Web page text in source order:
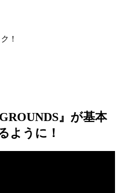
！
』が基本
ように！